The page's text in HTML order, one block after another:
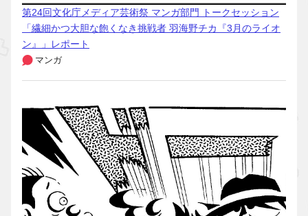
第24回文化庁メディア芸術祭 マンガ部門 トークセッション
「繊細かつ大胆な飽くなき挑戦者 羽海野チカ『3月のライオ
ン』」レポート
マンガ